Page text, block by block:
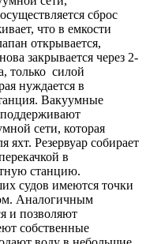
сброс
что в емкости
открывается,
закрывается через 2-
только силой
нуждается в
Вакуумные
сети, которая
яхт. Резервуар собирает
в
станцию.
судов имеются точки
Аналогичным
и позволяют
собственные